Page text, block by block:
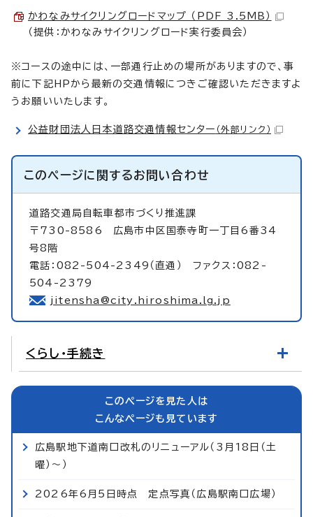
かわなみサイクリングロードマップ （PDF 3.5MB）
（提供：かわなみサイクリングロード実行委員会）
※コースの途中には、一部通行止めの場所がありますので、事
前に下記HPから最新の交通情報につきご確認いただきますよ
うお願いいたします。
公益財団法人日本道路交通情報センター （外部リンク）
このページに関するお問い合わせ
道路交通局自転車都市づくり推進課
〒730-8586 広島市中区国泰寺町一丁目6番34
号8階
電話：082-504-2349（直通） ファクス：082-
504-2379
jitensha@city.hiroshima.lg.jp
くらし・手続き
このページを見た人は
こんなページも見ています
広島駅地下道南口改札のリニューアル（3月18日（土
曜）～）
2026年6月5日時点 定点写真（広島駅南口広場）